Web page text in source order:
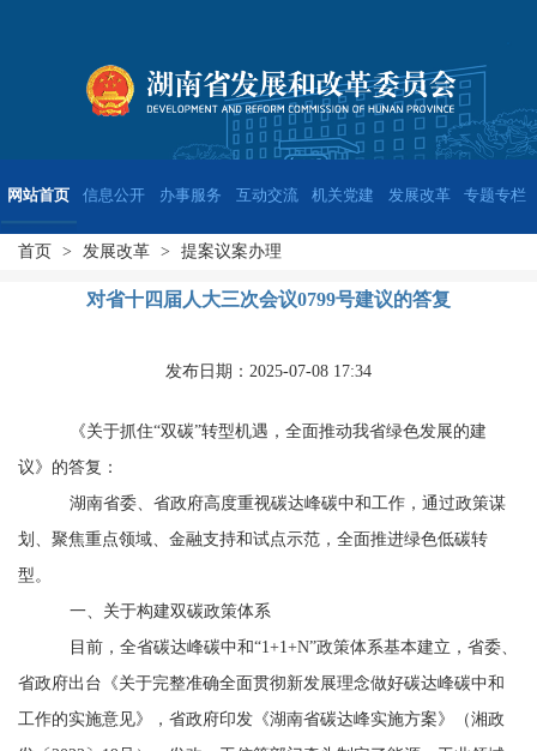
网站首页 信息公开 办事服务 互动交流 机关党建 发展改革 专题专栏
首页 > 发展改革 > 提案议案办理
对省十四届人大三次会议0799号建议的答复
发布日期：2025-07-08 17:34
《关于抓住“双碳”转型机遇，全面推动我省绿色发展的建
议》的答复：
湖南省委、省政府高度重视碳达峰碳中和工作，通过政策谋
划、聚焦重点领域、金融支持和试点示范，全面推进绿色低碳转
型。
一、关于构建双碳政策体系
目前，全省碳达峰碳中和“1+1+N”政策体系基本建立，省委、
省政府出台 《关于完整准确全面贯彻新发展理念做好碳达峰碳中和
工作的实施意见》， 省政府印发 《湖南省碳达峰实施方案》（湘政